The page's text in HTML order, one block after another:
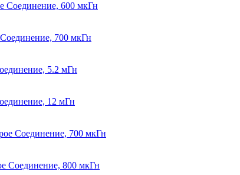
Соединение, 600 мкГн
700 мкГн
5.2 мГн
12 мГн
Соединение, 700 мкГн
Соединение, 800 мкГн